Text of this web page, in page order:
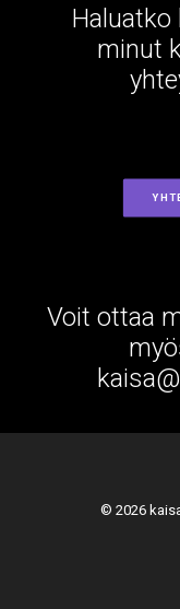
minut
Voit ottaa
© 2026